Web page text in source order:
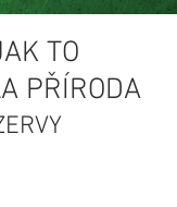
TO
PŘÍRODA